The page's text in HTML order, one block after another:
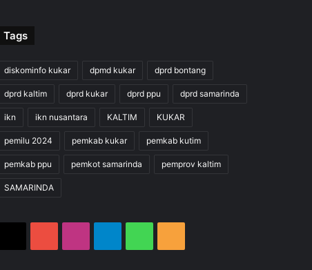
Tags
diskominfo kukar dpmd kukar dprd bontang
dprd kaltim dprd kukar dprd ppu dprd samarinda
ikn ikn nusantara KALTIM KUKAR
pemilu 2024 pemkab kukar pemkab kutim
pemkab ppu pemkot samarinda pemprov kaltim
SAMARINDA